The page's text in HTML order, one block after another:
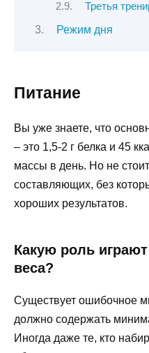
Третья
Режим дня
Питание
Вы уже знаете, что
– это 1,5-2 г белка и 45
массы в день. Но не
составляющих, без
хороших результатов.
Какую роль
веса?
Существует ошибочное
должно содержать
Иногда даже те, кто